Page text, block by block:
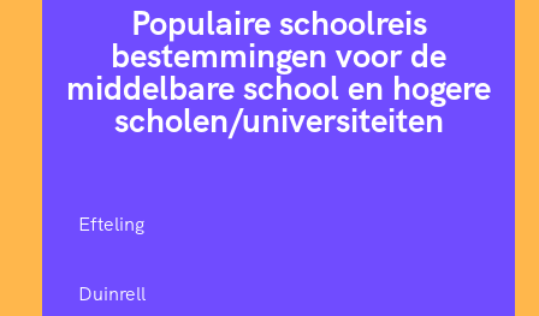
Populaire schoolreis
bestemmingen voor de
middelbare school en hogere
scholen/universiteiten
Efteling
Duinrell